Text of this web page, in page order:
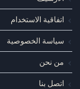
اتفاقية الاستخدام
سياسة الخصوصية
من نحن
اتصل بنا